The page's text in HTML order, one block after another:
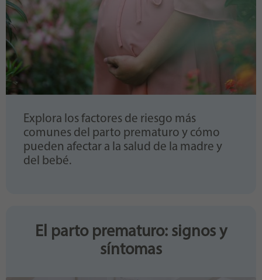
Explora los factores de riesgo más
comunes del parto prematuro y cómo
pueden afectar a la salud de la madre y
del bebé.
El parto prematuro: signos y
síntomas